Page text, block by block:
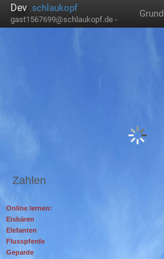
Dev .schlaukopf
gast1567699@schlaukopf.de -
Zahlen
Online lernen:
Eisbären
Elefanten
Flusspferde
Geparde